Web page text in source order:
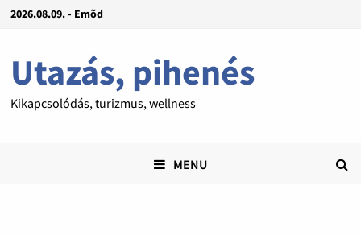
2026.08.09. - Emõd
Utazás, pihenés
Kikapcsolódás, turizmus, wellness
MENU